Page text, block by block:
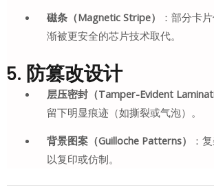
磁条（Magnetic Stripe）
：部分卡
渐被更安全的芯片技术取代。
5. 防篡改设计
层压密封（Tamper-Evident
留下明显痕迹（如撕裂或气泡）。
背景图案（Guilloche Patterns）
：
以复印或仿制。